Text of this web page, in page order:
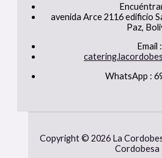
avenida Arce 2116 edificio
Paz,
Email :
WhatsApp :
Copyright © 2026 La
Cordobesa